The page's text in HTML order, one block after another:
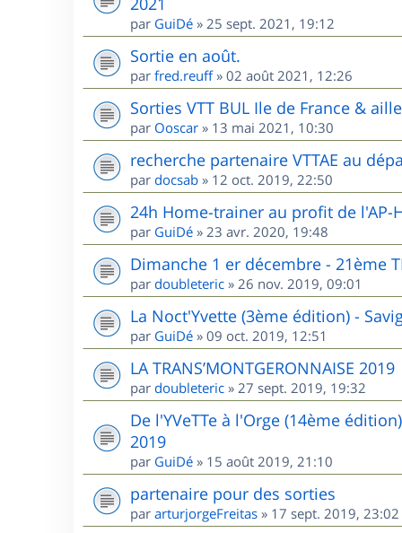
par GuiDé » 25 sept. 2021, 19:12
Sortie en août.
par fred.reuff» 02 août 2021, 12:26
Sorties VTT BUL Ile de France &
par Ooscar » 13 mai 2021, 10:30
recherche partenaire VTTAE au
par docsab » 12 oct. 2019, 22:50
24h Home-trainer au profit de l'AP-
par GuiDé » 23 avr. 2020, 19:48
Dimanche 1 er décembre - 21ème
par doubleteric » 26 nov. 2019, 09:01
La Noct'Yvette (3ème édition) -
par GuiDé » 09 oct. 2019, 12:51
LA TRANS’MONTGERONNAISE 2019
par doubleteric » 27 sept. 2019, 19:32
De l'YVeTTe à l'Orge (14ème
2019
par GuiDé » 15 août 2019, 21:10
partenaire pour des sorties
par arturjorgeFreitas » 17 sept. 2019, 23:02